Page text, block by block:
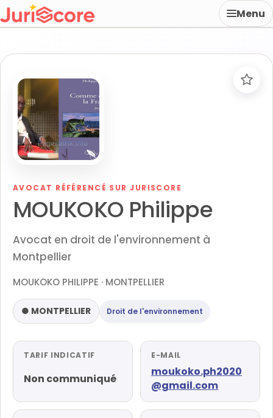
Menu
AVOCAT RÉFÉRENCÉ SUR JURISCORE
MOUKOKO Philippe
Avocat en droit de l'environnement à
Montpellier
MOUKOKO PHILIPPE · MONTPELLIER
● MONTPELLIER Droit de l'environnement
TARIF INDICATIF
Non communiqué
E-MAIL
moukoko.ph2020
@gmail.com